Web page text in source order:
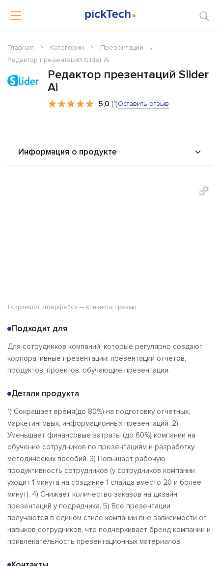
Главная Категории
Презентации
Редактор презентаций Slider Ai
Редактор презентаций Slider
Ai
5,0 (1)Оставить отзыв
Информация о продукте
1 скриншот интерфейса — кликните превью
Подходит для
Для сотрудников компаний, которые регулярно создают
корпоративные презентации: презентации отчетов,
продуктов, проектов, обучающие презентации.
Детали продукта
1) Сокращает время(до 80%) на подготовку отчетных,
маркетинговых, информационных презентаций. 2)
Уменьшает финансовые затраты (до 60%) компании на
обучение сотрудников по презентациям и разработку
методических пособий. 3) Повышает рабочую
продуктивность сотрудников (у сотрудников компании
уходит 1 минута на создание 1 слайда вместо 20 и более
минут). 4) Снижает количество заказов на дизайн
презентаций у подрядчика. 5) Все презентации
получаются в едином стиле компании вне зависимости от
навыков сотрудников, что подчеркивает бренд компании и
привлекательность презентационных материалов.